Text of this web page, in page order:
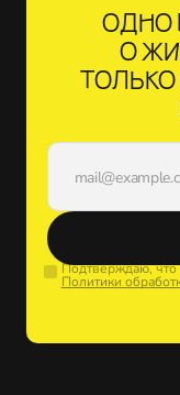
ОДНО
О
Подтверждаю, что
Политики